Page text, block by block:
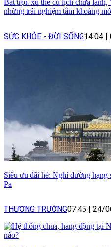
Bắt trọn xu thế du lịch chữa
những trải nghiệm tắm khoáng
SỨC KHỎE - ĐỜI SỐNG14:04
Siêu ưu đãi hè: Nghỉ dưỡng hạng
Pa
THƯƠNG TRƯỜNG07:45 24/